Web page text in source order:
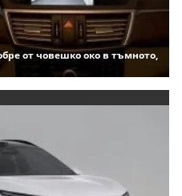
от човешко око в тъмното,